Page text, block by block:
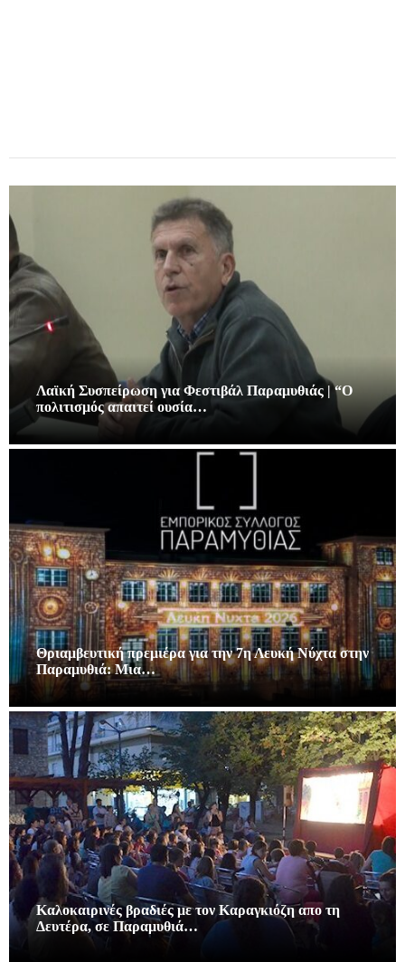
Λαϊκή Συσπείρωση για Φεστιβάλ Παραμυθιάς | “Ο
πολιτισμός απαιτεί ουσία…
Θριαμβευτική πρεμιέρα για την 7η Λευκή Νύχτα στην
Παραμυθιά: Μια…
Καλοκαιρινές βραδιές με τον Καραγκιόζη απο τη
Δευτέρα, σε Παραμυθιά…